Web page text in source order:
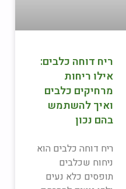
ריח דוחה כלבים:
אילו ריחות
מרחיקים כלבים
ואיך להשתמש
בהם נכון
ריח דוחה כלבים הוא
ניחוח שכלבים
תופסים כלא נעים